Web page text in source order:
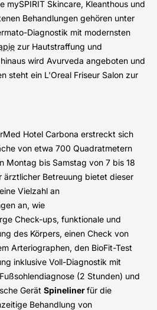
mySPIRIT Skincare, Kleanthous und
Behandlungen gehören unter
Diagnostik mit modernsten
zur Hautstraffung und
wird Avurveda angeboten und
steht ein L'Oreal Friseur Salon zur
Hotel Carbona erstreckt sich
von etwa 700 Quadratmetern
Montag bis Samstag von 7 bis 18
ärztlicher Betreuung bietet dieser
Vielzahl an
an, wie
Check-ups, funktionale und
des Körpers, einen Check von
Arteriographen, den BioFit-Test
inklusive Voll-Diagnostik mit
(2 Stunden) und
Gerät Spinelinerfür die
Behandlung von